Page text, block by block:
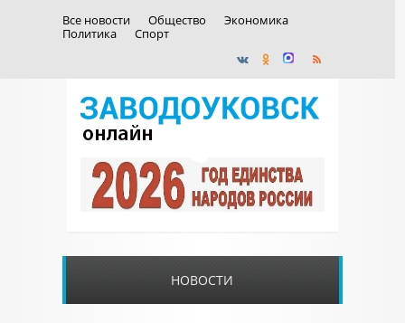
Все новости Общество
Экономика
Политика
Спорт
НОВОСТИ